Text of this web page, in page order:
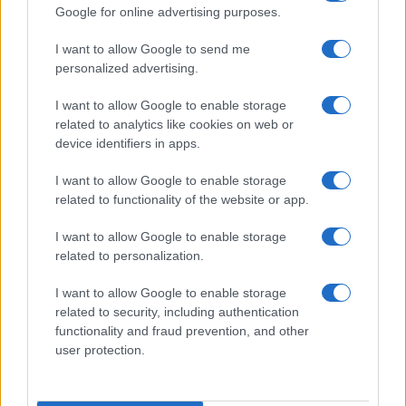
Google for online advertising purposes.
I want to allow Google to send me
personalized advertising.
I want to allow Google to enable storage
related to analytics like cookies on web or
device identifiers in apps.
I want to allow Google to enable storage
related to functionality of the website or app.
I want to allow Google to enable storage
related to personalization.
I want to allow Google to enable storage
related to security, including authentication
functionality and fraud prevention, and other
user protection.
Efficienza elvetica
diIl barista
22 Gennaio 2026, 8:55